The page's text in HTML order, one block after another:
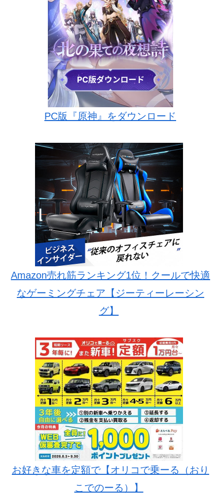
PC版『原神』をダウンロード
Amazon売れ筋ランキング1位！クールで快適
なゲーミングチェア【ジーティーレーシン
グ】
お好きな車を定額で【オリコで乗ーる（おり
こでのーる）】